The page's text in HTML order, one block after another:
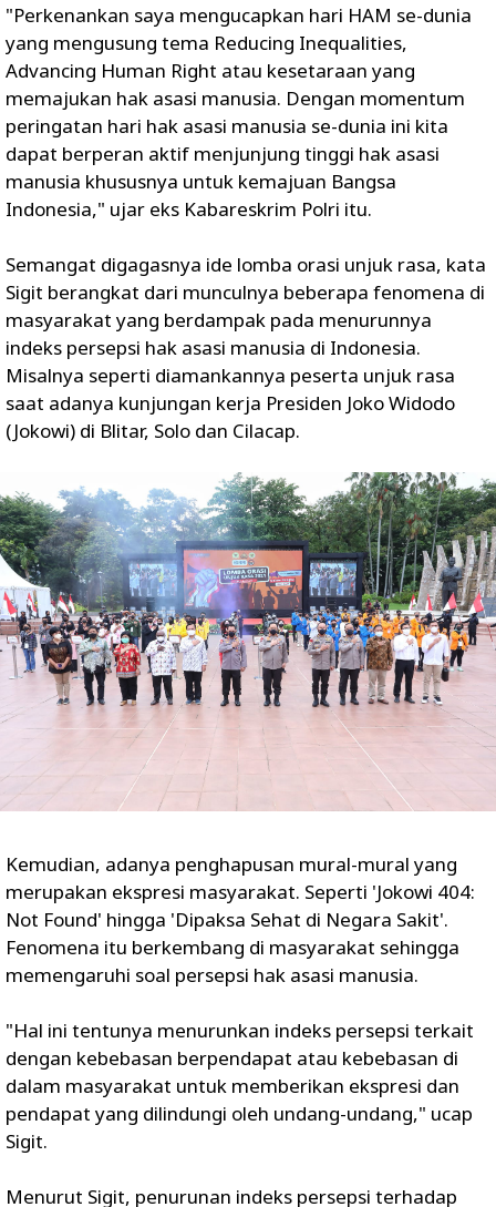
"Perkenankan saya mengucapkan hari HAM se-dunia
yang mengusung tema Reducing Inequalities,
Advancing Human Right atau kesetaraan yang
memajukan hak asasi manusia. Dengan momentum
peringatan hari hak asasi manusia se-dunia ini kita
dapat berperan aktif menjunjung tinggi hak asasi
manusia khususnya untuk kemajuan Bangsa
Indonesia," ujar eks Kabareskrim Polri itu.
Semangat digagasnya ide lomba orasi unjuk rasa, kata
Sigit berangkat dari munculnya beberapa fenomena di
masyarakat yang berdampak pada menurunnya
indeks persepsi hak asasi manusia di Indonesia.
Misalnya seperti diamankannya peserta unjuk rasa
saat adanya kunjungan kerja Presiden Joko Widodo
(Jokowi) di Blitar, Solo dan Cilacap.
Kemudian, adanya penghapusan mural-mural yang
merupakan ekspresi masyarakat. Seperti 'Jokowi 404:
Not Found' hingga 'Dipaksa Sehat di Negara Sakit'.
Fenomena itu berkembang di masyarakat sehingga
memengaruhi soal persepsi hak asasi manusia.
"Hal ini tentunya menurunkan indeks persepsi terkait
dengan kebebasan berpendapat atau kebebasan di
dalam masyarakat untuk memberikan ekspresi dan
pendapat yang dilindungi oleh undang-undang," ucap
Sigit.
Menurut Sigit, penurunan indeks persepsi terhadap